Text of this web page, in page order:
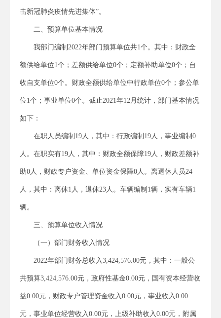
击新冠肺炎疫情先进集体”。
二、预算单位基本情况
我部门编制2022年部门预算单位共1个。其中：财政全
额供给单位1个；差额供给单位0个；定额补助单位0个；自
收自支单位0个。财政全额供给单位中行政单位0个；参公单
位1个；事业单位0个。截止2021年12月统计，部门基本情况
如下：
在职人员编制19人，其中：行政编制19人，事业编制0
人。在职实有19人，其中：财政全额保障19人，财政差额补
助0人，财政专户资金、单位资金保障0人。离退休人员24
人，其中：离休1人，退休23人。车辆编制1辆，实有车辆1
辆。
三、预算单位收入情况
（一）部门财务收入情况
2022年部门财务总收入3,424,576.00元，其中：一般公
共预算3,424,576.00元，政府性基金0.00元，国有资本经营收
益0.00元，财政专户管理资金收入0.00元，事业收入0.00
元，事业单位经营收入0.00元，上级补助收入0.00元，附属